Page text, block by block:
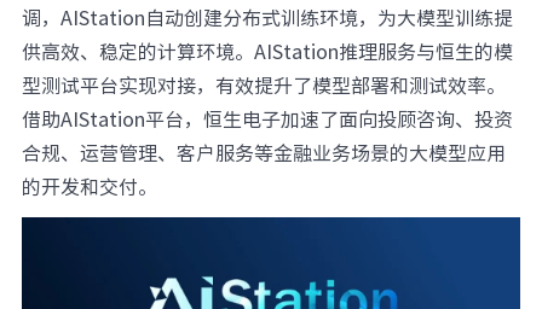
调，AIStation自动创建分布式训练环境，为大模型训练提
供高效、稳定的计算环境。AIStation推理服务与恒生的模
型测试平台实现对接，有效提升了模型部署和测试效率。
借助AIStation平台，恒生电子加速了面向投顾咨询、投资
合规、运营管理、客户服务等金融业务场景的大模型应用
的开发和交付。